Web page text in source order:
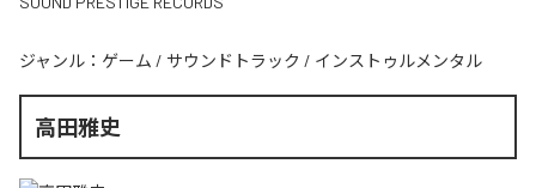
ジャンル： ゲーム / サウンドトラック / インストゥルメンタル
高田雅史